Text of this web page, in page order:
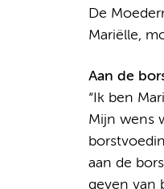
De
Mariëlle,
Aan de
“Ik ben
Mijn wens
aan de
geven van